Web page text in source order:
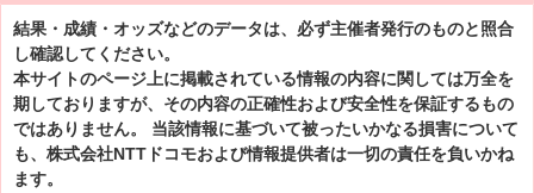
結果・成績・オッズなどのデータは、必ず主催者発行のものと照合
し確認してください。
本サイトのページ上に掲載されている情報の内容に関しては万全を
期しておりますが、その内容の正確性および安全性を保証するもの
ではありません。 当該情報に基づいて被ったいかなる損害について
も、株式会社NTTドコモおよび情報提供者は一切の責任を負いかね
ます。